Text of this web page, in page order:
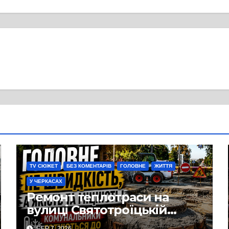
TV СЮЖЕТ БЕЗ КОМЕНТАРІВ ГОЛОВНЕ ЖИТТЯ
У ЧЕРКАСАХ
Ремонт теплотраси на
вулиці Святотроїцькій
затягнувся порівняно із